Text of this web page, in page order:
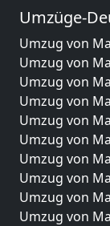
Umzüge-
Umzug von
Umzug von
Umzug von
Umzug von
Umzug von
Umzug von
Umzug von
Umzug von
Umzug von
Umzug von